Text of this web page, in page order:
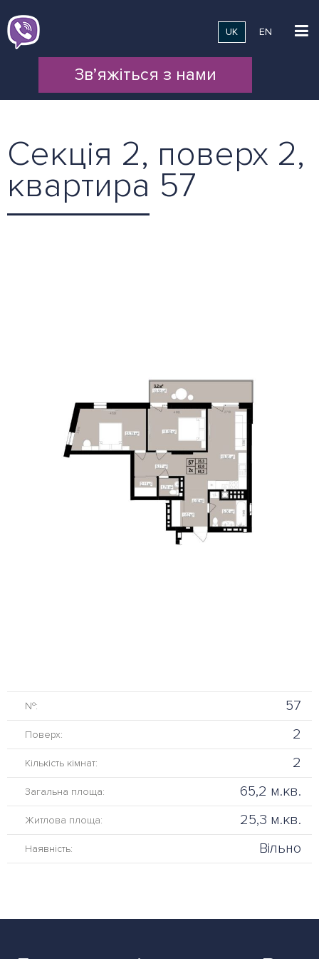
UK EN
Зв’яжіться з нами
Секція 2, поверх 2,
квартира 57
№: 57
Поверх: 2
Кількість кімнат: 2
Загальна площа: 65,2 м.кв.
Житлова площа: 25,3 м.кв.
Наявність: Вільно